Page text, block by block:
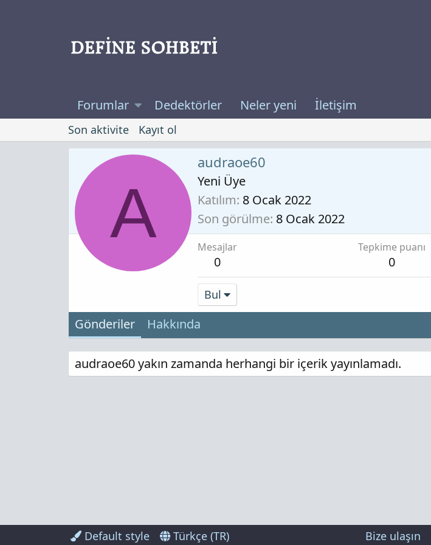
Forumlar Dedektörler Neler yeni İletişim
Son aktivite Kayıt ol
A
audraoe60
Yeni Üye
Katılım 8 Ocak 2022
Son görülme 8 Ocak 2022
Mesajlar
0
Tepkime puanı
0
Bul
Gönderiler Hakkında
audraoe60 yakın zamanda herhangi bir içerik yayınlamadı.
Default style Türkçe (TR) Bize ulaşın